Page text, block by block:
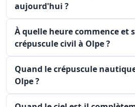
aujourd'hui ?
À quelle heure commence et
crépuscule civil à Olpe ?
Quand le crépuscule
Olpe ?